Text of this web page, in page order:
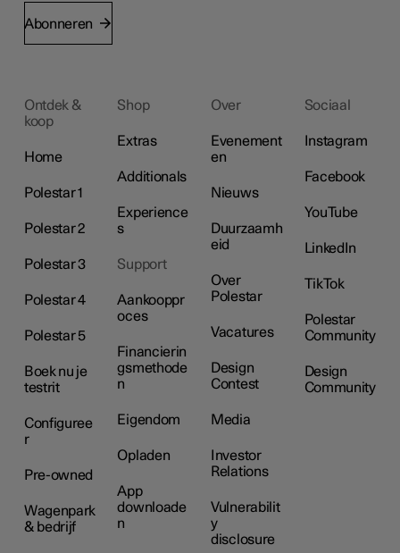
Abonneren
Ontdek &
koop
Home
Polestar 1
Polestar 2
Polestar 3
Polestar 4
Polestar 5
Boek nu je
testrit
Configuree
r
Pre-owned
Wagenpark
& bedrijf
Shop
Extras
Additionals
Experience
s
Support
Aankooppr
oces
Financierin
gsmethode
n
Eigendom
Opladen
App
downloade
n
Over
Evenement
en
Nieuws
Duurzaamh
eid
Over
Polestar
Vacatures
Design
Contest
Media
Investor
Relations
Vulnerabilit
y
disclosure
Sociaal
Instagram
Facebook
YouTube
LinkedIn
TikTok
Polestar
Community
Design
Community